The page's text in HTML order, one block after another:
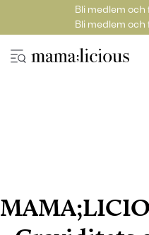
Bli medlem och
Bli medlem och